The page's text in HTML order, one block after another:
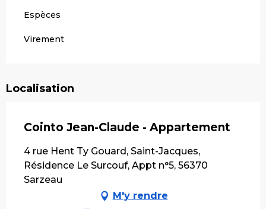
Espèces
Virement
Localisation
Cointo Jean-Claude - Appartement
4 rue Hent Ty Gouard, Saint-Jacques,
Résidence Le Surcouf, Appt n°5, 56370
Sarzeau
M'y rendre